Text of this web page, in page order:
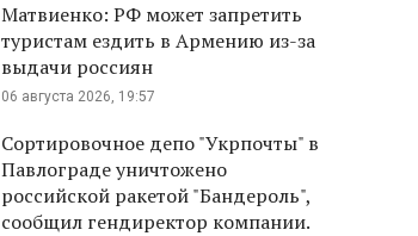
Матвиенко: РФ может запретить
туристам ездить в Армению из-за
выдачи россиян
06 августа 2026, 19:57
Сортировочное депо "Укрпочты" в
Павлограде уничтожено
российской ракетой "Бандероль",
сообщил гендиректор компании.